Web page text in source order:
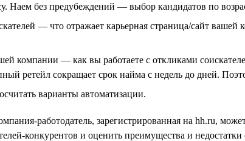
Наем без предубеждений — выбор кандидатов по
— что отражает карьерная страница/сайт
компании — как вы работаете с откликами
ретейл сокращает срок найма с недель до дней.
варианты автоматизации.
работодатель, зарегистрированная на hh.ru,
конкурентов и оценить преимущества и